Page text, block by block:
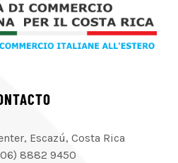
Escazú, Costa Rica
8882 9450